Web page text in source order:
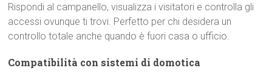
Rispondi al campanello, visualizza i visitatori e controlla gli
accessi ovunque ti trovi. Perfetto per chi desidera un
controllo totale anche quando è fuori casa o ufficio.
Compatibilità con sistemi di domotica